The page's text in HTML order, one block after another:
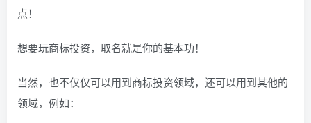
点！
想要玩商标投资，取名就是你的基本功！
当然，也不仅仅可以用到商标投资领域，还可以用到其他的
领域，例如：